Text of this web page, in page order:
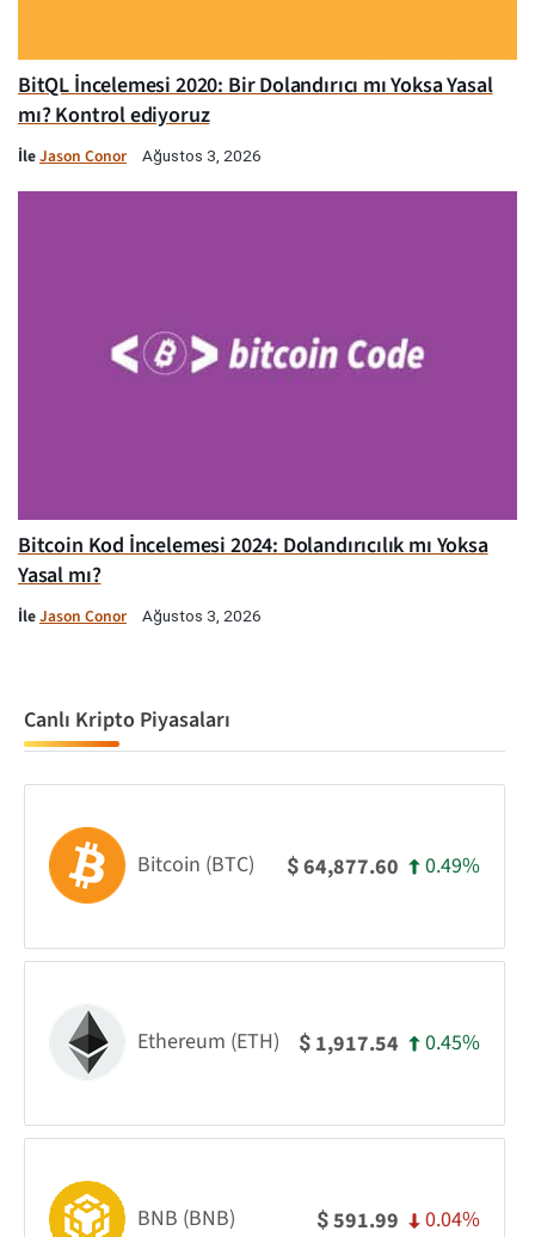
BitQL İncelemesi 2020: Bir Dolandırıcı mı Yoksa Yasal
mı? Kontrol ediyoruz
İleJason Conor Ağustos 3, 2026
Bitcoin Kod İncelemesi 2024: Dolandırıcılık mı Yoksa
Yasal mı?
İleJason Conor Ağustos 3, 2026
Canlı Kripto Piyasaları
Bitcoin (BTC) $64,877.60 0.49%
Ethereum (ETH) $ 1,917.54 0.45%
BNB (BNB) $591.99 0.04%